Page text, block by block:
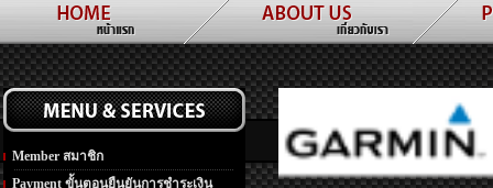
Member สมาชิก
Payment ขั้นตอนยืนยันการชำระเงิน